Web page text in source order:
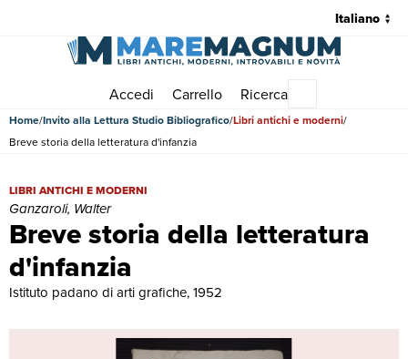
Accedi Carrello Ricerca
Home Invito alla Lettura Studio Bibliografico Libri antichi e moderni
Breve storia della letteratura d'infanzia
Breve storia della letteratura
d'infanzia
Breve storia della letteratura d'infanzia | Libri antichi e moderni |
LIBRI ANTICHI E MODERNI
Ganzaroli, Walter
Istituto padano di arti grafiche, 1952